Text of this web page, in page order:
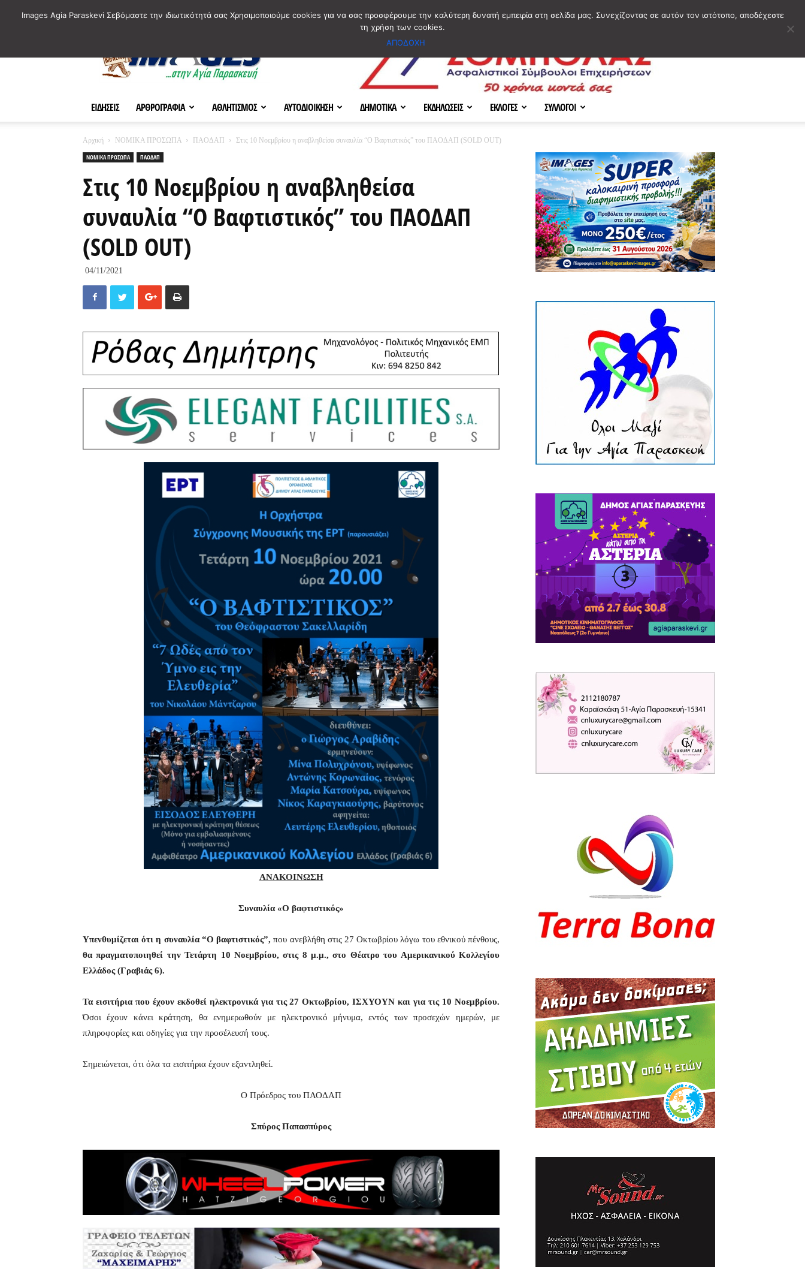
ΕΙΔΗΣΕΙΣ ΑΡΘΡΟΓΡΑΦΙΑ ΑΘΛΗΤΙΣΜΟΣ ΑΥΤΟΔΙΟΙΚΗΣΗ ΔΗΜΟΤΙΚΑ ΕΚΔΗΛΩΣΕΙΣ ΕΚΛΟΓΕΣ ΣΥΛΛΟΓΟΙ
Αρχική ΝΟΜΙΚΑ ΠΡΟΣΩΠΑ ΠΑΟΔΑΠ
Στις 10 Νοεμβρίου η αναβληθείσα συναυλία “Ο Βαφτιστικός” του ΠΑΟΔΑΠ (SOLD OUT)
ΝΟΜΙΚΑ ΠΡΟΣΩΠΑ
ΠΑΟΔΑΠ
Στις 10 Νοεμβρίου η αναβληθείσα
συναυλία “Ο Βαφτιστικός” του ΠΑΟΔΑΠ
(SOLD OUT)
04/11/2021
ΑΝΑΚΟΙΝΩΣΗ
Συναυλία «Ο βαφτιστικός»
Υπενθυμίζεται ότι η συναυλία “Ο βαφτιστικός”, που ανεβλήθη στις 27 Οκτωβρίου λόγω του εθνικού πένθους,
θα πραγματοποιηθεί την Τετάρτη 10 Νοεμβρίου, στις 8 μ.μ., στο Θέατρο του Αμερικανικού Κολλεγίου
Ελλάδος (Γραβιάς 6).
Τα εισιτήρια που έχουν εκδοθεί ηλεκτρονικά για τις 27 Οκτωβρίου, ΙΣΧΥΟΥΝ και για τις 10 Νοεμβρίου.
Όσοι έχουν κάνει κράτηση, θα ενημερωθούν με ηλεκτρονικό μήνυμα, εντός των προσεχών ημερών, με
πληροφορίες και οδηγίες για την προσέλευσή τους.
Σημειώνεται, ότι όλα τα εισιτήρια έχουν εξαντληθεί.
Ο Πρόεδρος του ΠΑΟΔΑΠ
Σπύρος Παπασπύρος
Images Agia Paraskevi Σεβόμαστε την ιδιωτικότητά σας Χρησιμοποιούμε cookies για να σας προσφέρουμε την καλύτερη δυνατή εμπειρία στη σελίδα μας. Συνεχίζοντας σε αυτόν τον ιστότοπο, αποδέχεστε
τη χρήση των cookies.
ΑΠΟΔΟΧΗ